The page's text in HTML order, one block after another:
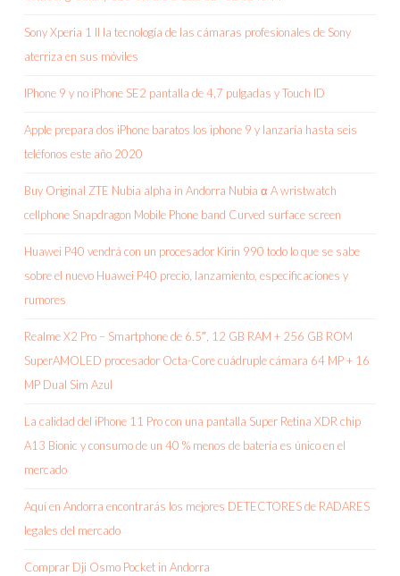
Sony Xperia 1 II la tecnología de las cámaras profesionales de Sony
aterriza en sus móviles
IPhone 9 y no iPhone SE2 pantalla de 4,7 pulgadas y Touch ID
Apple prepara dos iPhone baratos los iphone 9 y lanzaría hasta seis
teléfonos este año 2020
Buy Original ZTE Nubia alpha in Andorra Nubia α A wristwatch
cellphone Snapdragon Mobile Phone band Curved surface screen
Huawei P40 vendrá con un procesador Kirin 990 todo lo que se sabe
sobre el nuevo Huawei P40 precio, lanzamiento, especificaciones y
rumores
Realme X2 Pro – Smartphone de 6.5″, 12 GB RAM + 256 GB ROM
SuperAMOLED procesador Octa-Core cuádruple cámara 64 MP + 16
MP Dual Sim Azul
La calidad del iPhone 11 Pro con una pantalla Super Retina XDR chip
A13 Bionic y consumo de un 40 % menos de batería es único en el
mercado
Aquí en Andorra encontrarás los mejores DETECTORES de RADARES
legales del mercado
Comprar Dji Osmo Pocket in Andorra